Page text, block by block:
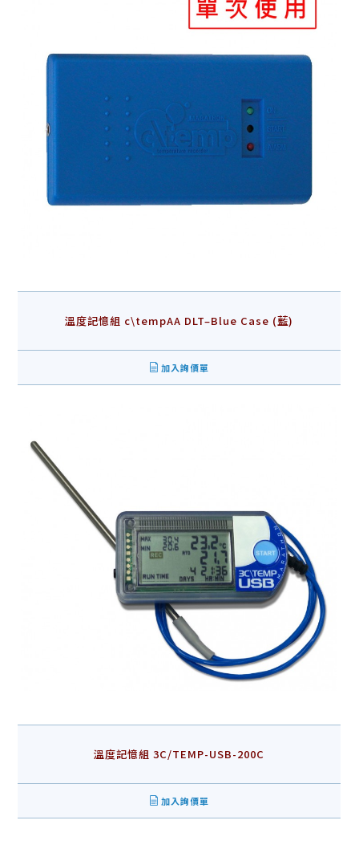
溫度記憶組 c\tempAA DLT–Blue Case (藍)
加入詢價單
溫度記憶組 3C/TEMP-USB-200C
加入詢價單